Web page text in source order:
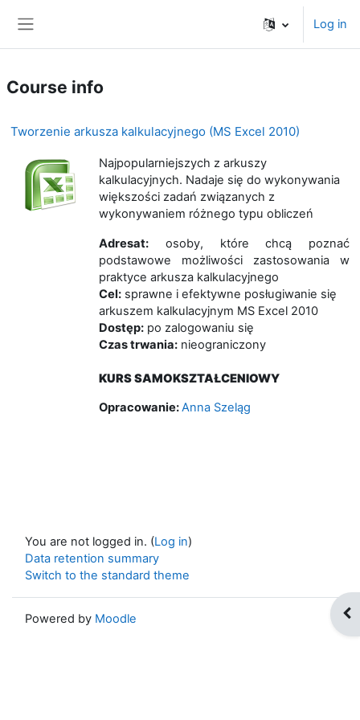
Log in
Course info
Tworzenie arkusza kalkulacyjnego (MS Excel 2010)
Najpopularniejszych z arkuszy
kalkulacyjnych. Nadaje się do wykonywania
większości zadań związanych z
wykonywaniem różnego typu obliczeń
Adresat: osoby, które chcą poznać
podstawowe możliwości zastosowania w
praktyce arkusza kalkulacyjnego
Cel: sprawne i efektywne posługiwanie się
arkuszem kalkulacyjnym MS Excel 2010
Dostęp: po zalogowaniu się
Czas trwania: nieograniczony
KURS SAMOKSZTAŁCENIOWY
Opracowanie:Anna Szeląg
You are not logged in. (Log in)
Data retention summary
Switch to the standard theme
Powered by Moodle